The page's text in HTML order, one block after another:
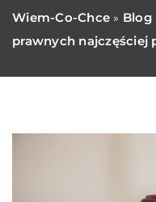
Wiem-Co-Chce » Blog
prawnych najczęściej